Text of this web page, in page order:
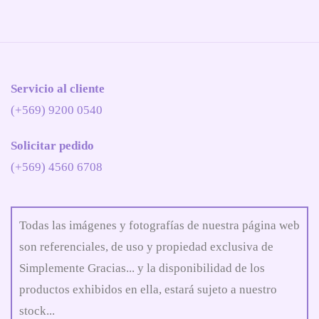
Servicio al cliente
(+569) 9200 0540
Solicitar pedido
(+569) 4560 6708
Todas las imágenes y fotografías de nuestra página web
son referenciales, de uso y propiedad exclusiva de
Simplemente Gracias... y la disponibilidad de los
productos exhibidos en ella, estará sujeto a nuestro
stock...